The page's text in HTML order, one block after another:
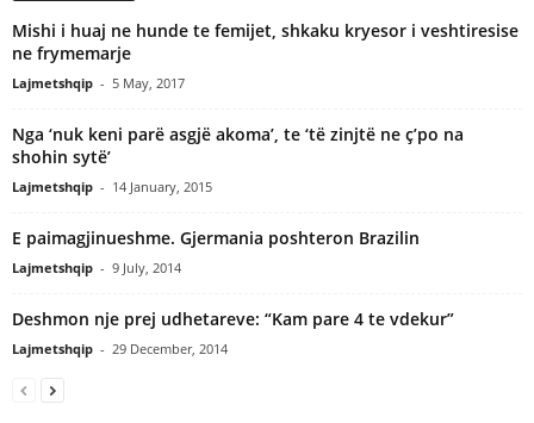
Mishi i huaj ne hunde te femijet, shkaku kryesor i veshtiresise
ne frymemarje
Lajmetshqip - 5 May, 2017
Nga ‘nuk keni parë asgjë akoma’, te ‘të zinjtë ne ç’po na
shohin sytë’
Lajmetshqip - 14 January, 2015
E paimagjinueshme. Gjermania poshteron Brazilin
Lajmetshqip - 9 July, 2014
Deshmon nje prej udhetareve: “Kam pare 4 te vdekur”
Lajmetshqip - 29 December, 2014